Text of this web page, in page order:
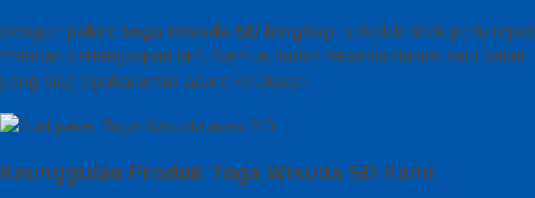
Dengan paket toga wisuda SD lengkap, sekolah tidak perlu repot
mencari perlengkapan lain. Semua sudah tersedia dalam satu paket
yang siap dipakai untuk acara kelulusan.
Keunggulan Produk Toga Wisuda SD Kami